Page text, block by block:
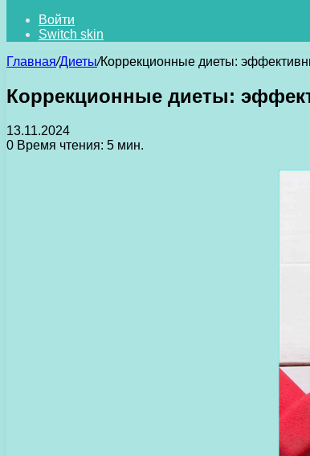
Войти
Switch skin
Главная/Диеты/Коррекционные диеты:
Коррекционные диеты:
13.11.2024
0 Время чтения: 5 мин.